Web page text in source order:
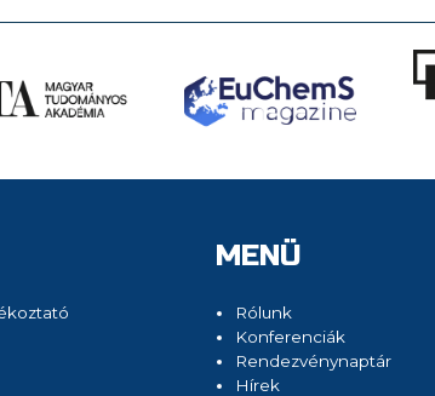
MENÜ
Rólunk
Konferenciák
Rendezvénynaptár
Hírek